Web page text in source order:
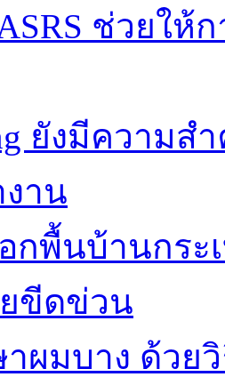
ช่วยให้
ยังมีความ
าน
กพื้นบ้านกร
ยขีดข่วน
ผมบาง ด้วย